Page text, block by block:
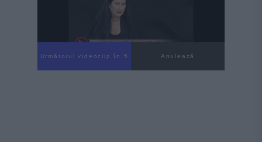
Următorul videoclip în 4 Anulează